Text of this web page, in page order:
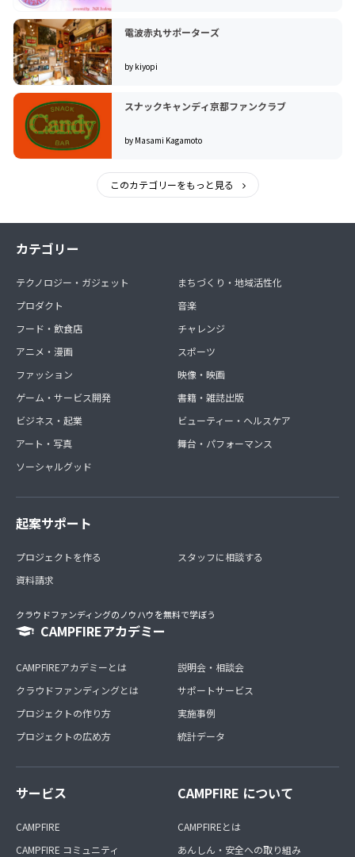
電波赤丸サポーターズ
by kiyopi
スナックキャンディ京都ファンクラブ
by Masami Kagamoto
このカテゴリーをもっと見る
カテゴリー
テクノロジー・ガジェット
プロダクト
フード・飲食店
アニメ・漫画
ファッション
ゲーム・サービス開発
ビジネス・起業
アート・写真
ソーシャルグッド
まちづくり・地域活性化
音楽
チャレンジ
スポーツ
映像・映画
書籍・雑誌出版
ビューティー・ヘルスケア
舞台・パフォーマンス
起案サポート
プロジェクトを作る
資料請求
スタッフに相談する
クラウドファンディングのノウハウを無料で学ぼう
CAMPFIREアカデミー
CAMPFIREアカデミーとは
クラウドファンディングとは
プロジェクトの作り方
プロジェクトの広め方
説明会・相談会
サポートサービス
実施事例
統計データ
サービス
CAMPFIRE
CAMPFIRE コミュニティ
CAMPFIRE について
CAMPFIREとは
あんしん・安全への取り組み